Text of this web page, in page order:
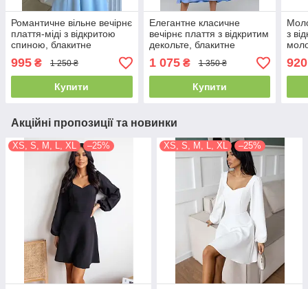
Романтичне вільне вечірнє
плаття-міді з відкритою
спиною, блакитне
995 ₴ 1 250 ₴
Купити
Елегантне класичне
вечірнє плаття з відкритим
декольте, блакитне
1 075₴ 1 350 ₴
Купити
з
920
Акційні пропозиції та новинки
XS, S, M, L, XL –25% XS, S, M, L, XL –25%